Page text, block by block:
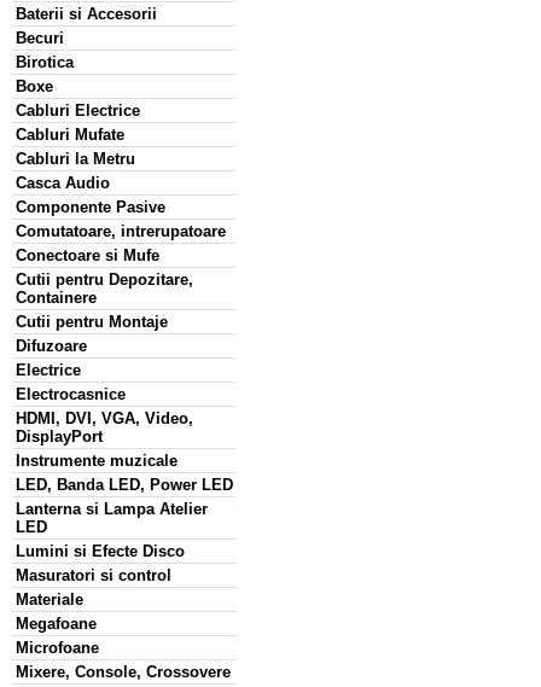
Baterii si Accesorii
Becuri
Birotica
Boxe
Cabluri Electrice
Cabluri Mufate
Cabluri la Metru
Casca Audio
Componente Pasive
Comutatoare, intrerupatoare
Conectoare si Mufe
Cutii pentru Depozitare,
Containere
Cutii pentru Montaje
Difuzoare
Electrice
Electrocasnice
HDMI, DVI, VGA, Video,
DisplayPort
Instrumente muzicale
LED, Banda LED, Power LED
Lanterna si Lampa Atelier
LED
Lumini si Efecte Disco
Masuratori si control
Materiale
Megafoane
Microfoane
Mixere, Console, Crossovere